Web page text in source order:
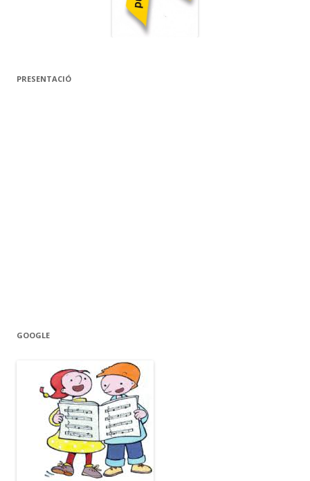
PRESENTACIÓ
GOOGLE